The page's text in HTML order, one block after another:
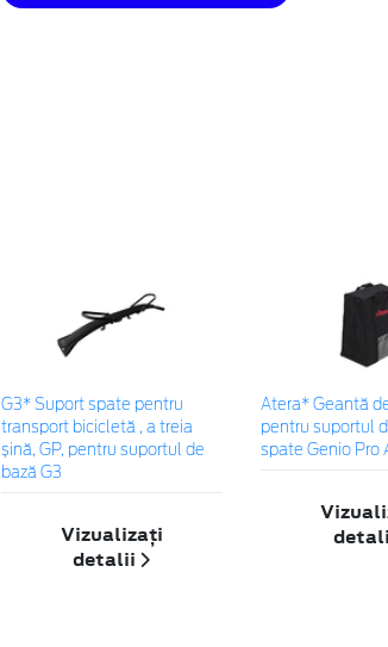
G3* Suport spate pentru
transport bicicletă , a treia
șină, GP, pentru suportul de
bază G3
Vizualizați
detalii
Atera* Geantă
pentru suportul
spate Genio Pro